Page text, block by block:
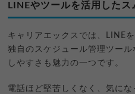
LINEやツールを活用したス
キャリアエックスでは、LINE
独自のスケジュール管理ツー
しやすさも魅力の一つです。
電話ほど堅苦しくなく、気に